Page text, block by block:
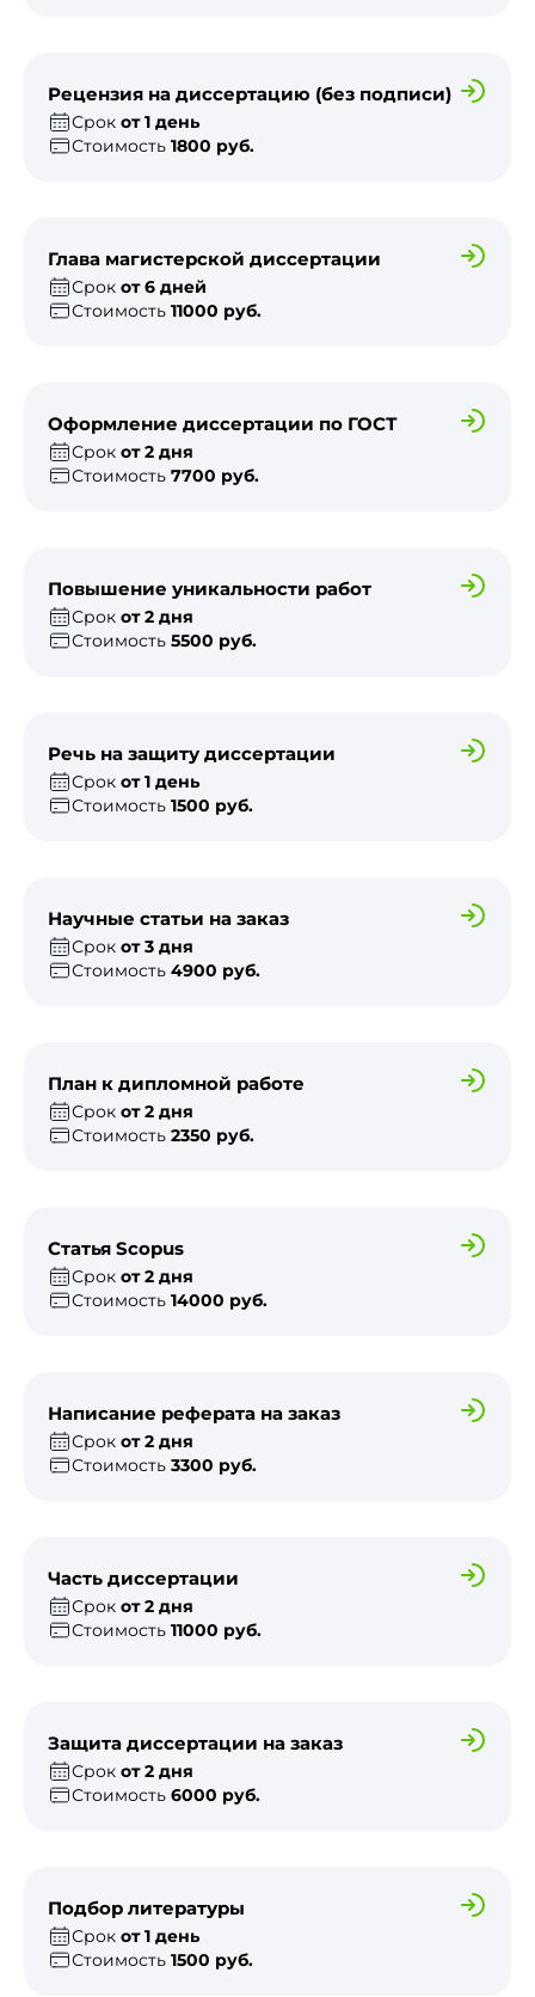
Рецензия на диссертацию (без подписи)
Срок от 1 день
Стоимость 1800 руб.
Глава магистерской диссертации
Срок от 6 дней
Стоимость 11000 руб.
Оформление диссертации по ГОСТ
Срок от 2 дня
Стоимость 7700 руб.
Повышение уникальности работ
Срок от 2 дня
Стоимость 5500 руб.
Речь на защиту диссертации
Срок от 1 день
Стоимость 1500 руб.
Научные статьи на заказ
Срок от 3 дня
Стоимость 4900 руб.
План к дипломной работе
Срок от 2 дня
Стоимость 2350 руб.
Статья Scopus
Срок от 2 дня
Стоимость 14000 руб.
Написание реферата на заказ
Срок от 2 дня
Стоимость 3300 руб.
Часть диссертации
Срок от 2 дня
Стоимость 11000 руб.
Защита диссертации на заказ
Срок от 2 дня
Стоимость 6000 руб.
Подбор литературы
Срок от 1 день
Стоимость 1500 руб.